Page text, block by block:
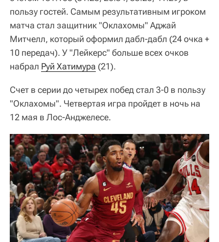
пользу гостей. Самым результативным игроком
матча стал защитник "Оклахомы" Аджай
Митчелл, который оформил дабл-дабл (24 очка +
10 передач). У "Лейкерс" больше всех очков
набрал Руй Хатимура (21).
Счет в серии до четырех побед стал 3-0 в пользу
"Оклахомы". Четвертая игра пройдет в ночь на
12 мая в Лос-Анджелесе.